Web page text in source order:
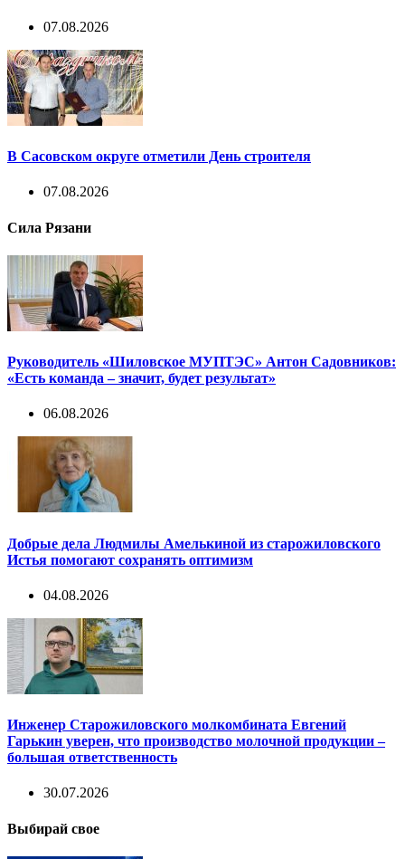
07.08.2026
В Сасовском округе отметили День строителя
07.08.2026
Сила Рязани
Руководитель «Шиловское МУПТЭС» Антон Садовников:
«Есть команда – значит, будет результат»
06.08.2026
Добрые дела Людмилы Амелькиной из старожиловского
Истья помогают сохранять оптимизм
04.08.2026
Инженер Старожиловского молкомбината Евгений
Гарькин уверен, что производство молочной продукции –
большая ответственность
30.07.2026
Выбирай свое